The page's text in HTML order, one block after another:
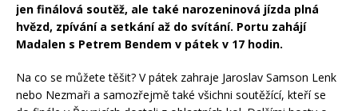
jen finálová soutěž, ale také narozeninová jízda plná
hvězd, zpívání a setkání až do svítání. Portu zahájí
Madalen s Petrem Bendem v pátek v 17 hodin.
Na co se můžete těšit? V pátek zahraje Jaroslav Samson Lenk
nebo Nezmaři a samozřejmě také všichni soutěžící, kteří se